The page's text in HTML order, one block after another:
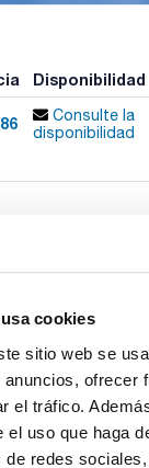
cookies
sitio web se
ofrecer
el tráfico.
el uso que haga
de redes
Disponibilidad
Consulte la
disponibilidad
: 58
(o aforados)
con
una sola pieza
sobre
que asegura
técnica